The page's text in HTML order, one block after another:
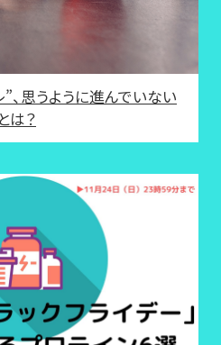
、思うように進んでいない
は？